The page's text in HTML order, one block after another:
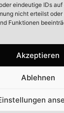
eindeutige IDs
nicht erteilst
Funktionen
Akzeptieren
Ablehnen